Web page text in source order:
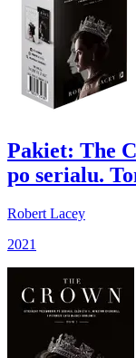
Pakiet: The
po serialu.
Robert Lacey
2021